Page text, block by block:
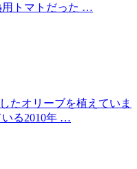
用トマトだった …
たオリーブを植えていま
いる2010年 …